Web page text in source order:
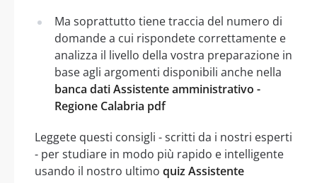
Ma soprattutto tiene traccia del numero di
domande a cui rispondete correttamente e
analizza il livello della vostra preparazione in
base agli argomenti disponibili anche nella
banca dati Assistente amministrativo -
Regione Calabria pdf
Leggete questi consigli - scritti da i nostri esperti
- per studiare in modo più rapido e intelligente
usando il nostro ultimo quiz Assistente